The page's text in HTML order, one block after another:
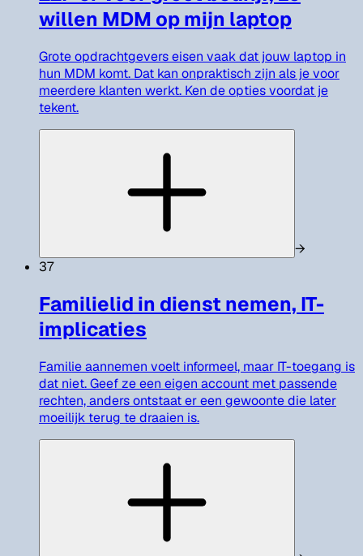
willen MDM op mijn laptop
Grote opdrachtgevers eisen vaak dat jouw laptop in
hun MDM komt. Dat kan onpraktisch zijn als je voor
meerdere klanten werkt. Ken de opties voordat je
tekent.
→
37
Familielid in dienst nemen, IT-
implicaties
Familie aannemen voelt informeel, maar IT-toegang is
dat niet. Geef ze een eigen account met passende
rechten, anders ontstaat er een gewoonte die later
moeilijk terug te draaien is.